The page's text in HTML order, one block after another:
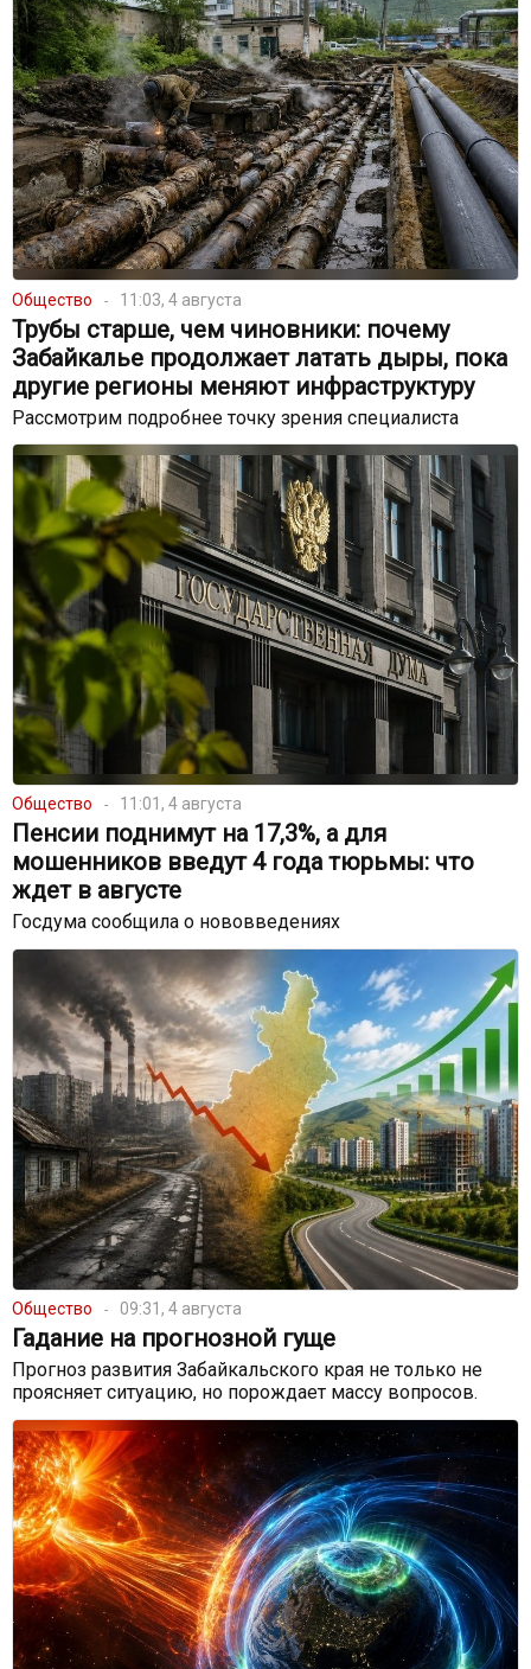
Общество 11:03, 4 августа
Трубы старше, чем чиновники: почему
Забайкалье продолжает латать дыры, пока
другие регионы меняют инфраструктуру
Рассмотрим подробнее точку зрения специалиста
Общество 11:01, 4 августа
Пенсии поднимут на 17,3%, а для
мошенников введут 4 года тюрьмы: что
ждет в августе
Госдума сообщила о нововведениях
Общество 09:31, 4 августа
Гадание на прогнозной гуще
Прогноз развития Забайкальского края не только не
проясняет ситуацию, но порождает массу вопросов.